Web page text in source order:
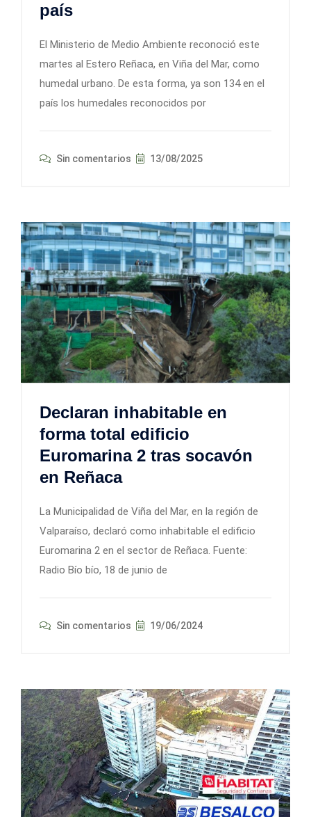
país
El Ministerio de Medio Ambiente reconoció este
martes al Estero Reñaca, en Viña del Mar, como
humedal urbano. De esta forma, ya son 134 en el
país los humedales reconocidos por
Sin comentarios 13/08/2025
Declaran inhabitable en
forma total edificio
Euromarina 2 tras socavón
en Reñaca
La Municipalidad de Viña del Mar, en la región de
Valparaíso, declaró como inhabitable el edificio
Euromarina 2 en el sector de Reñaca. Fuente:
Radio Bío bío, 18 de junio de
Sin comentarios 19/06/2024